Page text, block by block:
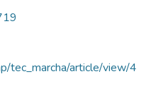
tec_marcha/article/view/4